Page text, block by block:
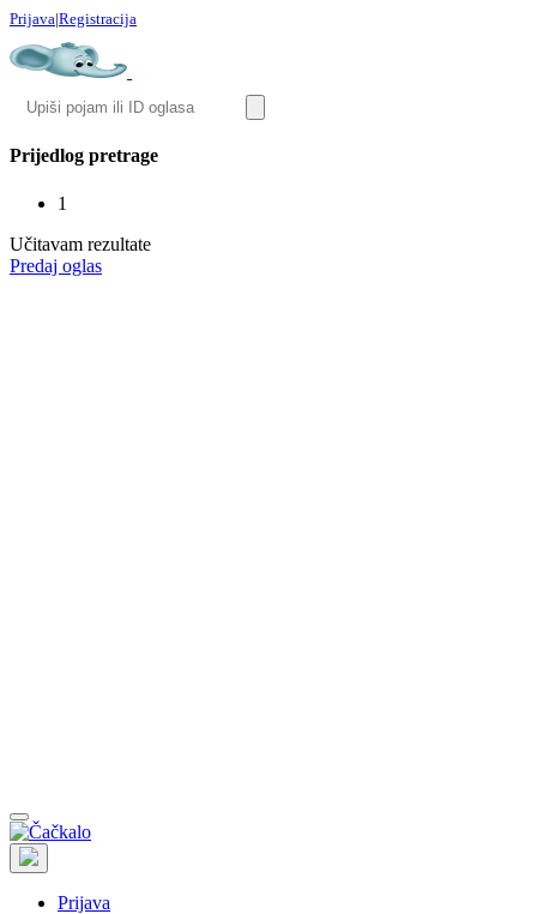
Prijava|Registracija
Prijedlog pretrage
1
Učitavam rezultate
Predaj oglas
Prijava